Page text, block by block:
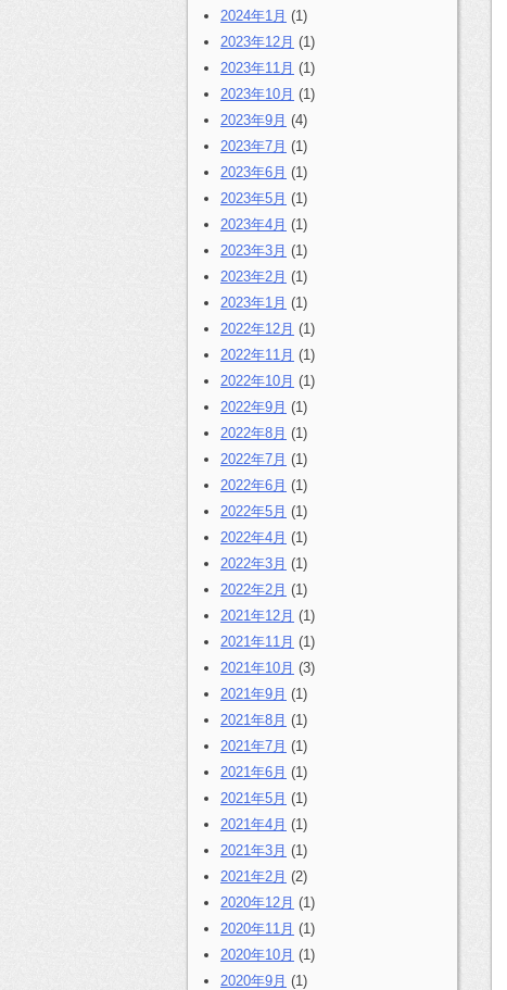
2024年1月 (1)
2023年12月 (1)
2023年11月 (1)
2023年10月 (1)
2023年9月 (4)
2023年7月 (1)
2023年6月 (1)
2023年5月 (1)
2023年4月 (1)
2023年3月 (1)
2023年2月 (1)
2023年1月 (1)
2022年12月 (1)
2022年11月 (1)
2022年10月 (1)
2022年9月 (1)
2022年8月 (1)
2022年7月 (1)
2022年6月 (1)
2022年5月 (1)
2022年4月 (1)
2022年3月 (1)
2022年2月 (1)
2021年12月 (1)
2021年11月 (1)
2021年10月 (3)
2021年9月 (1)
2021年8月 (1)
2021年7月 (1)
2021年6月 (1)
2021年5月 (1)
2021年4月 (1)
2021年3月 (1)
2021年2月 (2)
2020年12月 (1)
2020年11月 (1)
2020年10月 (1)
2020年9月 (1)